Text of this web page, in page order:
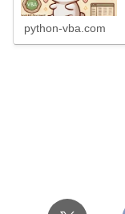
python-vba.com